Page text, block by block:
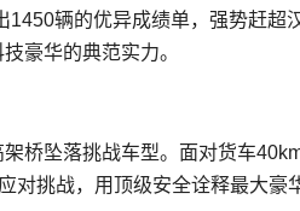
辆的优异成绩单，强势赶超
豪华的典范实力。
桥坠落挑战车型。面对货车
对挑战，用顶级安全诠释最大豪